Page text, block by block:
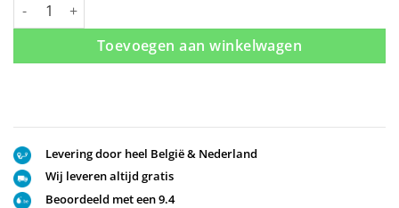
Toevoegen aan winkelwagen
Levering door heel België & Nederland
Wij leveren altijd gratis
Beoordeeld met een 9.4